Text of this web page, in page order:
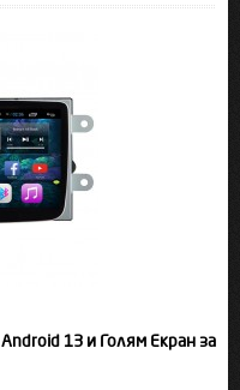
13 и Голям Екран за